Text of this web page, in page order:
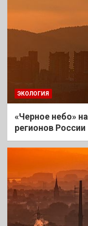
ЭКОЛОГИЯ
«Черное небо»
регионов России